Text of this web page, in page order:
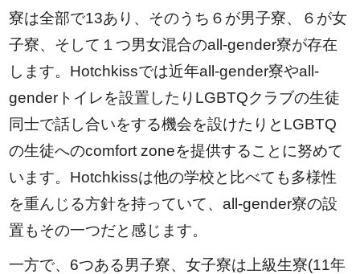
寮は全部で13あり、そのうち６が男子寮、６が女
子寮、そして１つ男女混合のall-gender寮が存在
します。Hotchkissでは近年all-gender寮やall-
genderトイレを設置したりLGBTQクラブの生徒
同士で話し合いをする機会を設けたりとLGBTQ
の生徒へのcomfort zoneを提供することに努めて
います。Hotchkissは他の学校と比べても多様性
を重んじる方針を持っていて、all-gender寮の設
置もその一つだと感じます。
一方で、6つある男子寮、女子寮は上級生寮(11年